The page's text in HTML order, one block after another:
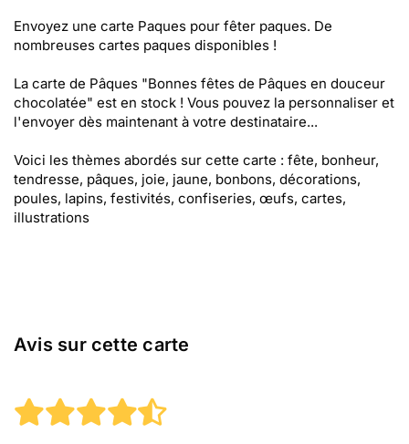
Envoyez une carte Paques pour fêter paques. De
nombreuses cartes paques disponibles !
La carte de Pâques "Bonnes fêtes de Pâques en douceur
chocolatée" est en stock ! Vous pouvez la personnaliser et
l'envoyer dès maintenant à votre destinataire...
Voici les thèmes abordés sur cette carte : fête, bonheur,
tendresse, pâques, joie, jaune, bonbons, décorations,
poules, lapins, festivités, confiseries, œufs, cartes,
illustrations
Avis sur cette carte